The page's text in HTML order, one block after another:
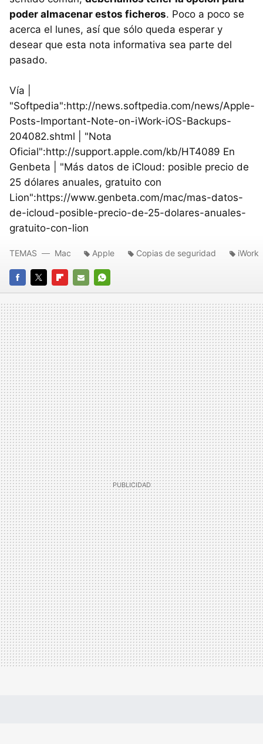
poder almacenar estos ficheros. Poco a poco se
acerca el lunes, así que sólo queda esperar y
desear que esta nota informativa sea parte del
pasado.
Vía |
"Softpedia":http://news.softpedia.com/news/Apple-
Posts-Important-Note-on-iWork-iOS-Backups-
204082.shtml | "Nota
Oficial":http://support.apple.com/kb/HT4089 En
Genbeta | "Más datos de iCloud: posible precio de
25 dólares anuales, gratuito con
Lion":https://www.genbeta.com/mac/mas-datos-
de-icloud-posible-precio-de-25-dolares-anuales-
gratuito-con-lion
FACEBOOK
TWITTERFLIPBOARD
E-
MAIL
WHATSAPP
TEMAS Mac Apple Copias de seguridad iWork